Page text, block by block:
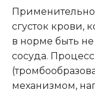
Применительно
сгусток крови,
в норме быть
сосуда.
механизмом,